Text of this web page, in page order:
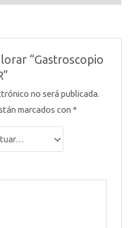
“Gastroscopio
no será publicada.
marcados con *